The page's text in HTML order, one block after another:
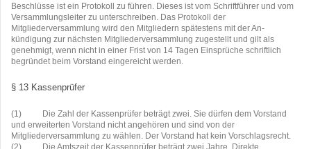
Beschlüsse ist ein Protokoll zu führen. Dieses ist vom Schriftführer und vom
Versammlungsleiter zu unterschreiben. Das Protokoll der
Mitgliederversammlung wird den Mitgliedern spätestens mit der An-
kündigung zur nächsten Mitgliederversammlung zugestellt und gilt als
genehmigt, wenn nicht in einer Frist von 14 Tagen Einsprüche schriftlich
begründet beim Vorstand eingereicht werden.
§ 13 Kassenprüfer
(1)
Die Zahl der Kassenprüfer beträgt zwei. Sie dürfen dem Vorstand
und erweiterten Vorstand nicht angehören und sind von der
Mitgliederversammlung zu wählen. Der Vorstand hat kein Vorschlagsrecht.
(2)
Die Amtszeit der Kassenprüfer beträgt zwei Jahre. Direkte